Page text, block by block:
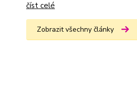
číst celé
Zobrazit všechny články